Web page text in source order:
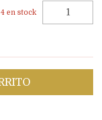
4 en stock